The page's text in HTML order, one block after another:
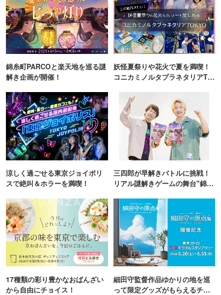
錦糸町PARCOと楽天地を巡る謎
解き企画が開催！
妖怪夏祭りや花火で夏を満喫！
コニカミノルタプラネタリアTO
涼しく過ごせる東京ジョイポリ
スで絶叫＆ホラーを満喫！
三四郎が早解きバトルに挑戦！
リアル謎解きゲームの舞台"錦糸
17種類の彩り豊かなおばんざい
から自由にチョイス！
細田守監督作品ゆかりの地を巡
って限定グッズがもらえるチャ